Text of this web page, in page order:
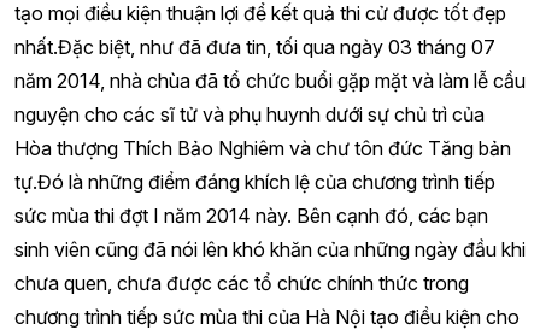
tạo mọi điều kiện thuận lợi để kết quả thi cử được tốt đẹp
nhất.Đặc biệt, như đã đưa tin, tối qua ngày 03 tháng 07
năm 2014, nhà chùa đã tổ chức buổi gặp mặt và làm lễ cầu
nguyện cho các sĩ tử và phụ huynh dưới sự chủ trì của
Hòa thượng Thích Bảo Nghiêm và chư tôn đức Tăng bản
tự.Đó là những điểm đáng khích lệ của chương trình tiếp
sức mùa thi đợt I năm 2014 này. Bên cạnh đó, các bạn
sinh viên cũng đã nói lên khó khăn của những ngày đầu khi
chưa quen, chưa được các tổ chức chính thức trong
chương trình tiếp sức mùa thi của Hà Nội tạo điều kiện cho